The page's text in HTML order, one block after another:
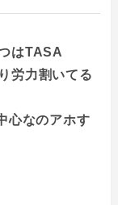
はTASA
労力割いてる
心なのアホす